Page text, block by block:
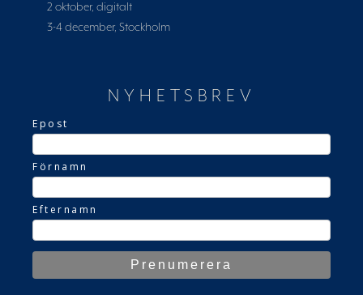
2 oktober, digitalt
3-4 december, Stockholm
NYHETSBREV
Epost
Förnamn
Efternamn